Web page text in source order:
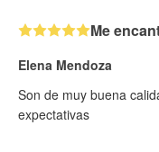
Me
Elena Mendoza
Son de muy buena
expectativas